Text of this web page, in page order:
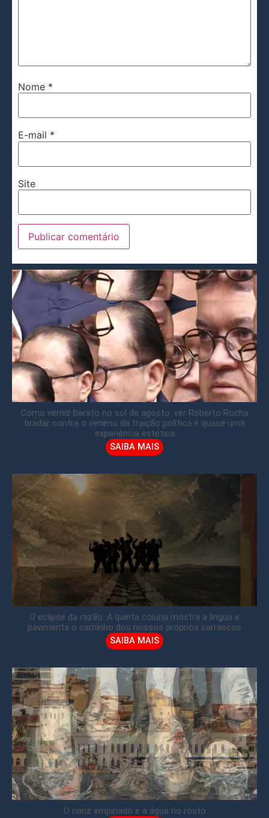
Nome *
E-mail *
Site
Como verniz barato no sol de agosto: ver Roberto Rocha
bradar contra o veneno da traição política é quase uma
experiência estética
SAIBA MAIS
O eclipse da razão: A quinta coluna mostra a língua e
pavimenta o caminho dos nossos próprios carrascos
SAIBA MAIS
O nariz empinado e a água no rosto